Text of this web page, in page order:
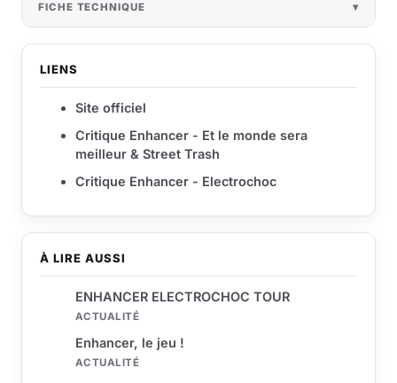
À LIRE AUSSI
ENHANCER ELECTROCHOC TOUR
ACTUALITÉ
Enhancer, le jeu !
ACTUALITÉ
FICHE TECHNIQUE
LIENS
Site officiel
Critique Enhancer - Et le monde sera
meilleur & Street Trash
Critique Enhancer - Electrochoc